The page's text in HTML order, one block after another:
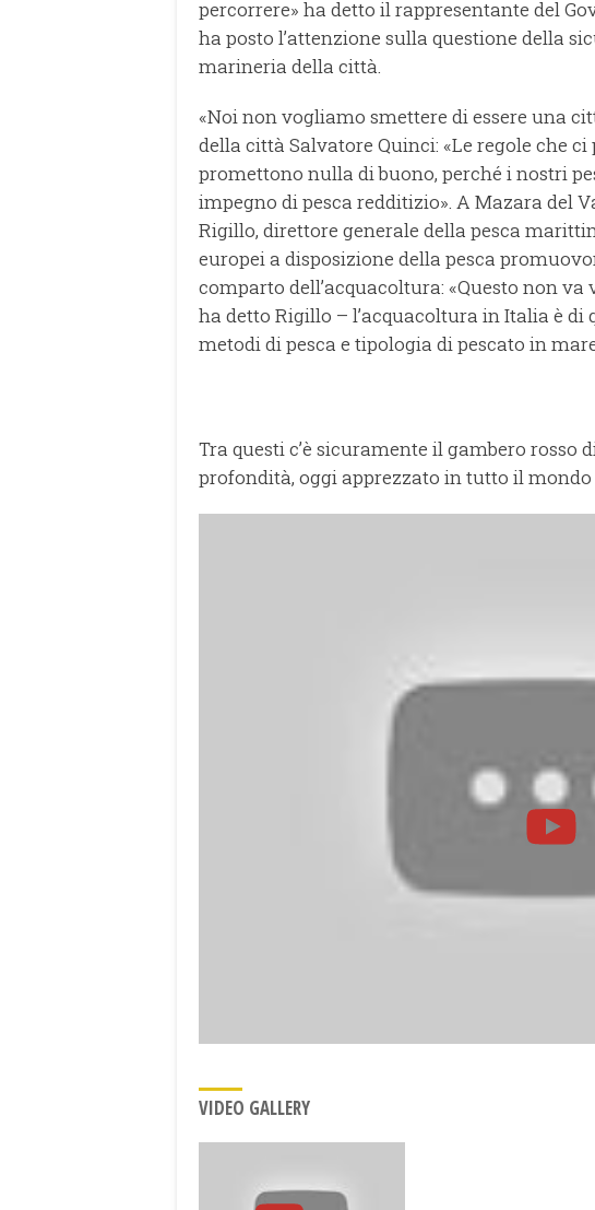
percorrere» ha detto il rappresentante del
ha posto l’attenzione sulla questione della
marineria della città.
«Noi non vogliamo smettere di essere una
della città Salvatore Quinci: «Le regole che
promettono nulla di buono, perché i nostri
impegno di pesca redditizio». A Mazara del
Rigillo, direttore generale della pesca
europei a disposizione della pesca
comparto dell’acquacoltura: «Questo non
ha detto Rigillo – l’acquacoltura in Italia è
metodi di pesca e tipologia di pescato in
Tra questi c’è sicuramente il gambero rosso
profondità, oggi apprezzato in tutto il mondo
VIDEO GALLERY